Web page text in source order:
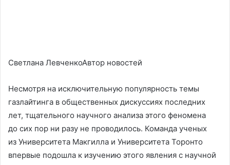
Светлана ЛевченкоАвтор новостей
Несмотря на исключительную популярность темы
газлайтинга в общественных дискуссиях последних
лет, тщательного научного анализа этого феномена
до сих пор ни разу не проводилось. Команда ученых
из Университета Макгилла и Университета Торонто
впервые подошла к изучению этого явления с научной